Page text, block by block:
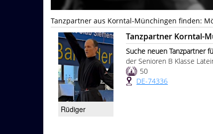
Tanzpartner aus Korntal-Münchingen finden:
Rüdiger
Tanzpartner Korntal-
Suche neuen Tanzpartner
der Senioren B Klasse
50
DE-74336